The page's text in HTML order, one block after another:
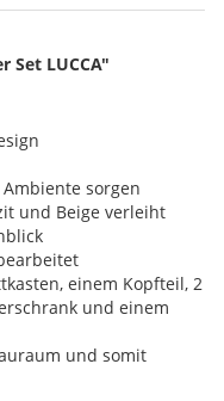
Set LUCCA"
sorgen
und Beige verleiht
einem Kopfteil, 2
und einem
und somit